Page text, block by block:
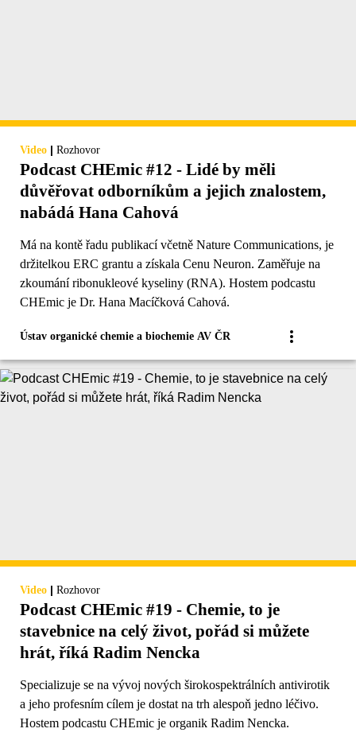
Video | Rozhovor
Podcast CHEmic #12 - Lidé by měli
důvěřovat odborníkům a jejich znalostem,
nabádá Hana Cahová
Má na kontě řadu publikací včetně Nature Communications, je
držitelkou ERC grantu a získala Cenu Neuron. Zaměřuje na
zkoumání ribonukleové kyseliny (RNA). Hostem podcastu
CHEmic je Dr. Hana Macíčková Cahová.
Ústav organické chemie a biochemie AV ČR
Video | Rozhovor
Podcast CHEmic #19 - Chemie, to je
stavebnice na celý život, pořád si můžete
hrát, říká Radim Nencka
Specializuje se na vývoj nových širokospektrálních antivirotik
a jeho profesním cílem je dostat na trh alespoň jedno léčivo.
Hostem podcastu CHEmic je organik Radim Nencka.